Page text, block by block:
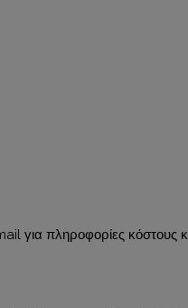
για πληροφορίες κόστους